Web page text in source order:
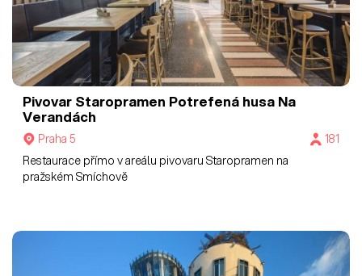
Pivovar Staropramen Potrefená husa Na
Verandách
Praha 5
181
Restaurace přímo v areálu pivovaru Staropramen na
pražském Smíchově